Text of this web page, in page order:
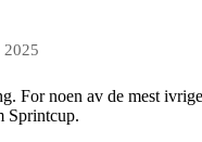
2025
For noen av de mest ivrige
Sprintcup.